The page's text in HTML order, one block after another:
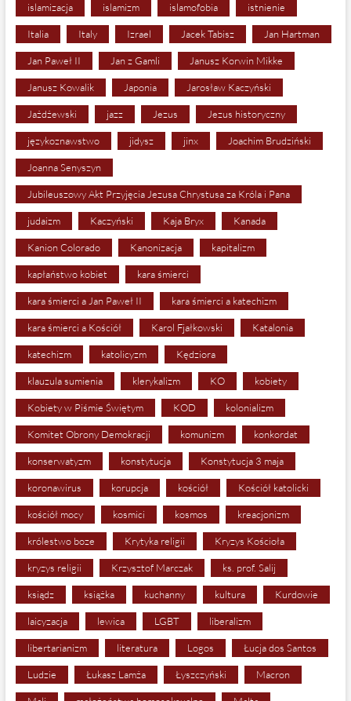
islamizacja islamizm islamofobia istnienie
Italia Italy Izrael Jacek Tabisz Jan Hartman
Jan Paweł II Jan z Gamli Janusz Korwin Mikke
Janusz Kowalik Japonia Jarosław Kaczyński
Jażdżewski jazz Jezus Jezus historyczny
językoznawstwo jidysz jinx Joachim Brudziński
Joanna Senyszyn
Jubileuszowy Akt Przyjęcia Jezusa Chrystusa za Króla i Pana
judaizm Kaczyński Kaja Bryx Kanada
Kanion Colorado Kanonizacja kapitalizm
kapłaństwo kobiet kara śmierci
kara śmierci a Jan Paweł II kara śmierci a katechizm
kara śmierci a Kościół Karol Fjałkowski Katalonia
katechizm katolicyzm Kędziora
klauzula sumienia klerykalizm KO kobiety
Kobiety w Piśmie Świętym KOD kolonializm
Komitet Obrony Demokracji komunizm konkordat
konserwatyzm konstytucja Konstytucja 3 maja
koronawirus korupcja kościół Kościół katolicki
kościół mocy kosmici kosmos kreacjonizm
królestwo boze Krytyka religii Kryzys Kościoła
kryzys religii Krzysztof Marczak ks. prof. Salij
ksiądz książka kuchanny kultura Kurdowie
laicyzacja lewica LGBT liberalizm
libertarianizm literatura Logos Łucja dos Santos
Ludzie Łukasz Lamża Łyszczyński Macron